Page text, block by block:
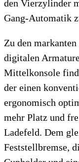
den Vierzylinder
Gang-Automatik
Zu den
digitalen
Mittelkonsole
der einen
ergonomisch
mehr Platz und
Ladefeld. Dem
Feststellbremse,